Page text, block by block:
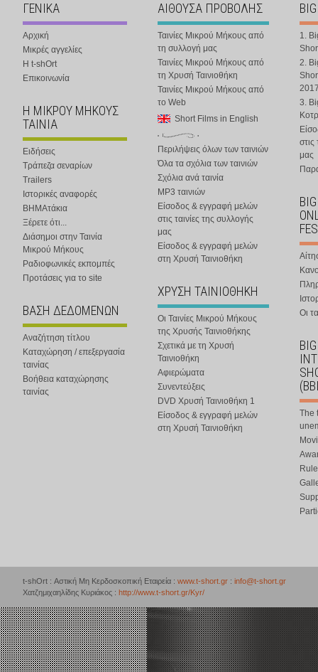
ΓΕΝΙΚΑ
Αρχική
Μικρές αγγελίες
Η t-shOrt
Επικοινωνία
Η ΜΙΚΡΟΥ ΜΗΚΟΥΣ
ΤΑΙΝΙΑ
Ειδήσεις
Τράπεζα σεναρίων
Trailers
Ιστορικές αναφορές
ΒΗΜΑτάκια
Ξέρετε ότι...
Διάσημοι στην Ταινία
Μικρού Μήκους
Ραδιοφωνικές εκπομπές
Προτάσεις για το site
ΒΑΣΗ ΔΕΔΟΜΕΝΩΝ
Αναζήτηση τίτλου
Καταχώρηση / επεξεργασία
ταινίας
Βοήθεια καταχώρησης
ταινίας
ΑΙΘΟΥΣΑ ΠΡΟΒΟΛΗΣ
Ταινίες Μικρού Μήκους από
τη συλλογή μας
Ταινίες Μικρού Μήκους από
τη Χρυσή Ταινιοθήκη
Ταινίες Μικρού Μήκους από
το Web
Short Films in English
Περιλήψεις όλων των ταινιών
Όλα τα σχόλια των ταινιών
Σχόλια ανά ταινία
MP3 ταινιών
Είσοδος & εγγραφή μελών
στις ταινίες της συλλογής
μας
Είσοδος & εγγραφή μελών
στη Χρυσή Ταινιοθήκη
ΧΡΥΣΗ ΤΑΙΝΙΟΘΗΚΗ
Οι Ταινίες Μικρού Μήκους
της Χρυσής Ταινιοθήκης
Σχετικά με τη Χρυσή
Ταινιοθήκη
Αφιερώματα
Συνεντεύξεις
DVD Χρυσή Ταινιοθήκη 1
Είσοδος & εγγραφή μελών
στη Χρυσή Ταινιοθήκη
1.
2.
3.
στις
μας
Οι
The
t-shOrt : Αστική Μη Κερδοσκοπική Εταιρεία : www.t-short.gr : info@t-short.gr
Χατζημιχαηλίδης Κυριάκος : http://www.t-short.gr/Kyr/